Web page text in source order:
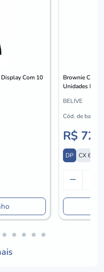
Com 10
Brownie
Unidades De
BELIVE
Cód. de barras:
R$
DP CX 6 DP